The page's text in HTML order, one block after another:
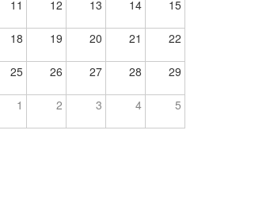
11 12 13 14 15
18 19 20 21 22
25 26 27 28 29
1 2 3 4 5